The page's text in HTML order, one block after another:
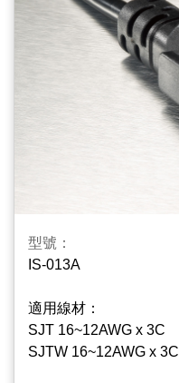
型號：
IS-013A
適用線材：
SJT 16~12AWG x 3C
SJTW 16~12AWG x 3C